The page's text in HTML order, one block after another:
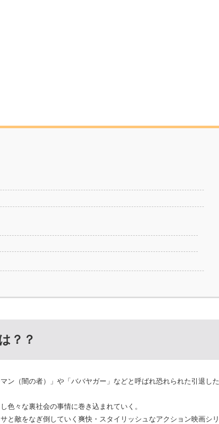
？？
ン（闇の者）」や「ババヤガー」などと呼ばれ恐れられた引退した
色々な裏社会の事情に巻き込まれていく。
と敵をなぎ倒していく爽快・スタイリッシュなアクション映画シリ